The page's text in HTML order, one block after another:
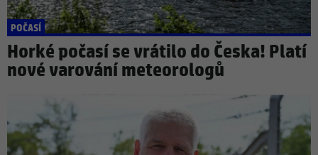
POČASÍ
Horké počasí se vrátilo do Česka! Platí
nové varování meteorologů